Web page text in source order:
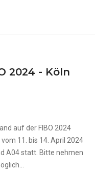
2024 - Köln
auf der FIBO 2024
11. bis 14. April 2024
A04 statt. Bitte nehmen